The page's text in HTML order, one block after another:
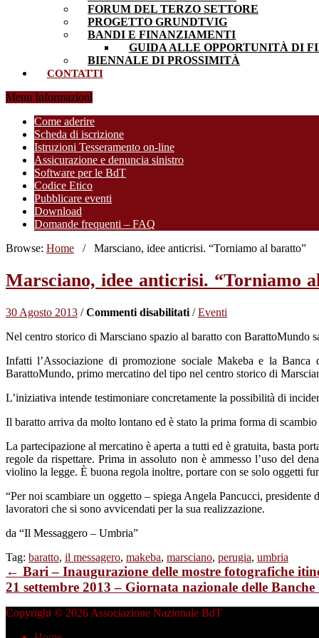
FORUM DEL TERZO SETTORE
PROGETTO GRUNDTVIG
BANDI E FINANZIAMENTI
GUIDA ALLE OPPORTUNITÀ DI
BIENNALE DI PROSSIMITÀ
CONTATTI
Menu Informazioni
Come aderire
Scheda di iscrizione
Istruzioni Tesseramento on-line
Assicurazione e denuncia sinistro
Software per le BdT
Codice Etico
Pubblicare eventi
Download
Domande frequenti – FAQ
Browse: Home / Marsciano, idee anticrisi. “Torniamo al baratto”
Marsciano, idee anticrisi. “Torniamo
30 Agosto 2013 /Commenti disabilitatisu
idee
“Torniamo
al
/Eventi
Nel centro storico di Marsciano spazio al baratto con BarattoMundo
Infatti l’Associazione di promozione sociale Makeba e la
BarattoMundo, primo mercatino del tipo nel centro storico di
L’iniziativa intende testimoniare concretamente la possibilità di
Il baratto arriva da molto lontano ed è stato la prima forma di
La partecipazione al mercatino è aperta a tutti ed è gratuita, basta
regole da rispettare. Prima in assoluto non è ammesso l’uso del
violino la legge. È buona regola inoltre, portare con se solo oggetti
“Per noi scambiare un oggetto – spiega Angela Pancucci,
lavoratori che si sono avvicendati per la sua realizzazione.
da “Il Messaggero – Umbria”
Tag: baratto, il messagero, makeba, marsciano, perugia, umbria
← Bari – Inaugurazione delle mostre fotografiche
21 settembre 2013 – Giornata nazionale delle
Copyright © 2026 Associazione Nazionale BdT